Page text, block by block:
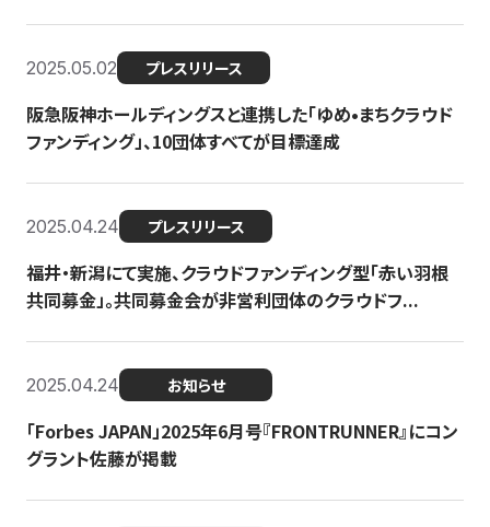
2025.05.02 プレスリリース
阪急阪神ホールディングスと連携した「ゆめ•まちクラウド
ファンディング」、10団体すべてが目標達成
2025.04.24 プレスリリース
福井・新潟にて実施、クラウドファンディング型「赤い羽根
共同募金」。共同募金会が非営利団体のクラウドフ...
2025.04.24 お知らせ
「Forbes JAPAN」2025年6月号『FRONTRUNNER』にコン
グラント佐藤が掲載